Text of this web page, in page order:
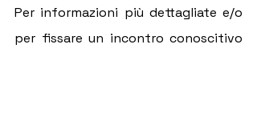
Per informazioni più dettagliate e/o
per fissare un incontro conoscitivo